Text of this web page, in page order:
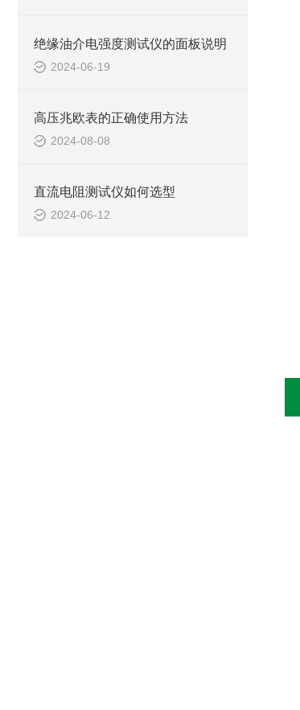
绝缘油介电强度测试仪的面板说明
2024-06-19
高压兆欧表的正确使用方法
2024-08-08
直流电阻测试仪如何选型
2024-06-12